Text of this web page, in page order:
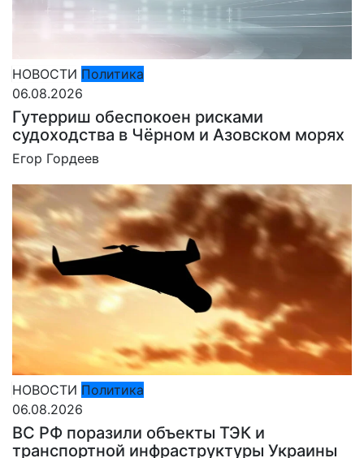
НОВОСТИ Политика
06.08.2026
Гутерриш обеспокоен рисками
судоходства в Чёрном и Азовском морях
Егор Гордеев
НОВОСТИ Политика
06.08.2026
ВС РФ поразили объекты ТЭК и
транспортной инфраструктуры Украины